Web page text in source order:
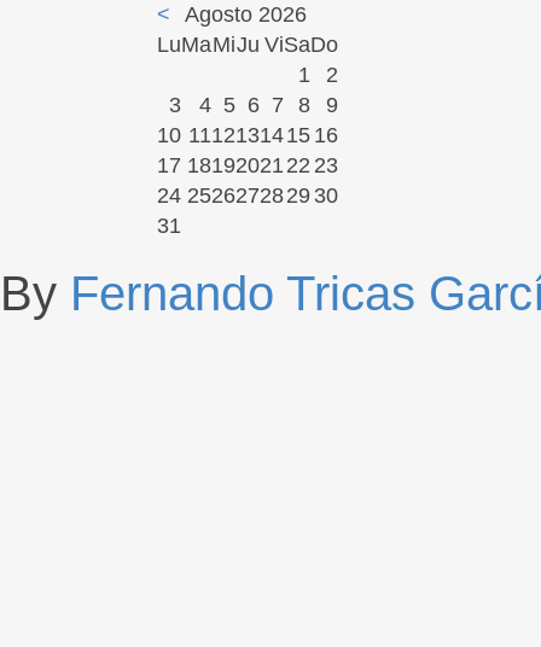
<
Agosto 2026
LuMaMiJu ViSaDo
1
2
3
4 5 6 7 8
9
10 1112131415 16
17 18192021 22 23
24 2526272829 30
31
By Fernando Tricas